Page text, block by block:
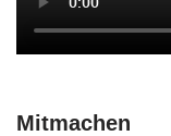
Mitmachen